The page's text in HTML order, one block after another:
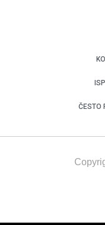
ČESTO